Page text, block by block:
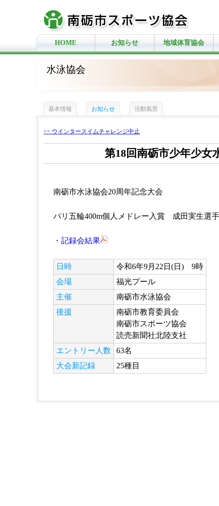
HOME お知らせ 地域体育協会
水泳協会
基本情報 お知らせ 活動風景
<< ウインタースイムチャレンジ中止
第18回南砺市少年少女
南砺市水泳協会20周年記念大会
パリ五輪400m個人メドレー入賞 成田実生選
・記録会結果
日時
令和6年9月22日(日) 9時
会場
福光プール
主催
南砺市水泳協会
後援
南砺市教育委員会
南砺市スポーツ協会
読売新聞社北陸支社
エントリー人数
63名
大会新記録
25種目